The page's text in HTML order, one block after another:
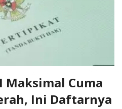
Maksimal Cuma
Ini Daftarnya